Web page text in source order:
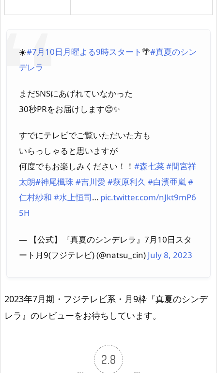
☀️#7月10日月曜よる9時スタート 🌴#真夏のシン
デレラ
まだSNSにあげれていなかった
30秒PRをお届けします😊✨
すでにテレビでご覧いただいた方も
いらっしゃると思いますが
何度でもお楽しみください！！ #森七菜#間宮祥
太朗#神尾楓珠 #吉川愛 #萩原利久 #白濱亜嵐#
仁村紗和 #水上恒司… pic.twitter.com/nJkt9mP6
5H
— 【公式】『真夏のシンデレラ』7月10日スタ
ート月9(フジテレビ) (@natsu_cin) July 8, 2023
2023年7月期・フジテレビ系・月9枠『真夏のシンデ
レラ』のレビューをお待ちしています。
2.8